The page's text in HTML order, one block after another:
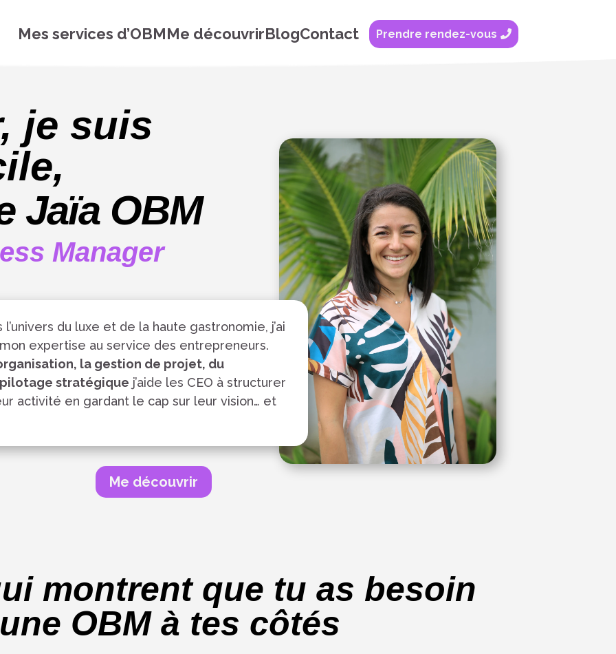
Mes services d’OBMMe découvrirBlogContact Prendre rendez-vous 
je suis
Jaïa OBM
Manager
l’univers du luxe et de la haute gastronomie, j’ai
expertise au service des entrepreneurs.
la gestion de projet, du
stratégique j’aide les CEO à structurer
activité en gardant le cap sur leur vision… et
Me découvrir
montrent que tu as besoin
OBM à tes côtés